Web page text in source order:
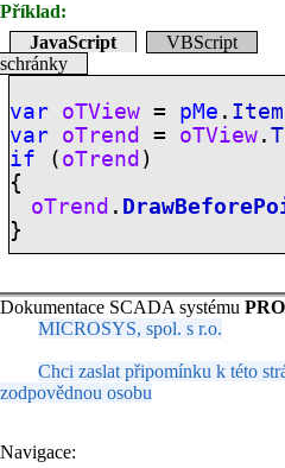
Příklad:
JavaScript
VBScript
schránky
var oTView = pMe .
var oTrend = oTView .
if ( oTrend )
{
oTrend .
}
Dokumentace SCADA systému
MICROSYS, spol. s r.o.
Chci zaslat připomínku k této
zodpovědnou osobu
Navigace: